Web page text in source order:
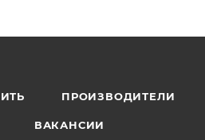
ПРОИЗВОДИТЕЛИ
ВАКАНСИИ